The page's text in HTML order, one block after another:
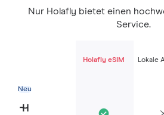
Nur Holafly bietet einen
Service.
Holafly eSIM Lokale
Neu